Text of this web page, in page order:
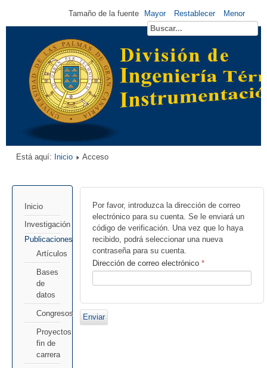
Tamaño de la fuente Mayor Restablecer Menor
Está aquí: Inicio Acceso
Inicio
Investigación
Publicaciones
Artículos
Bases
de
datos
Congresos
Proyectos
fin de
carrera
Por favor, introduzca la dirección de correo
electrónico para su cuenta. Se le enviará un
código de verificación. Una vez que lo haya
recibido, podrá seleccionar una nueva
contraseña para su cuenta.
Dirección de correo electrónico *
Enviar